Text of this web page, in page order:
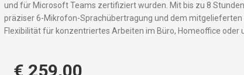
und für Microsoft Teams zertifiziert wurden. Mit bis zu 8
präziser 6-Mikrofon-Sprachübertragung und dem mitgelieferten
Flexibilität für konzentriertes Arbeiten im Büro, Homeoffice oder
€ 259,00